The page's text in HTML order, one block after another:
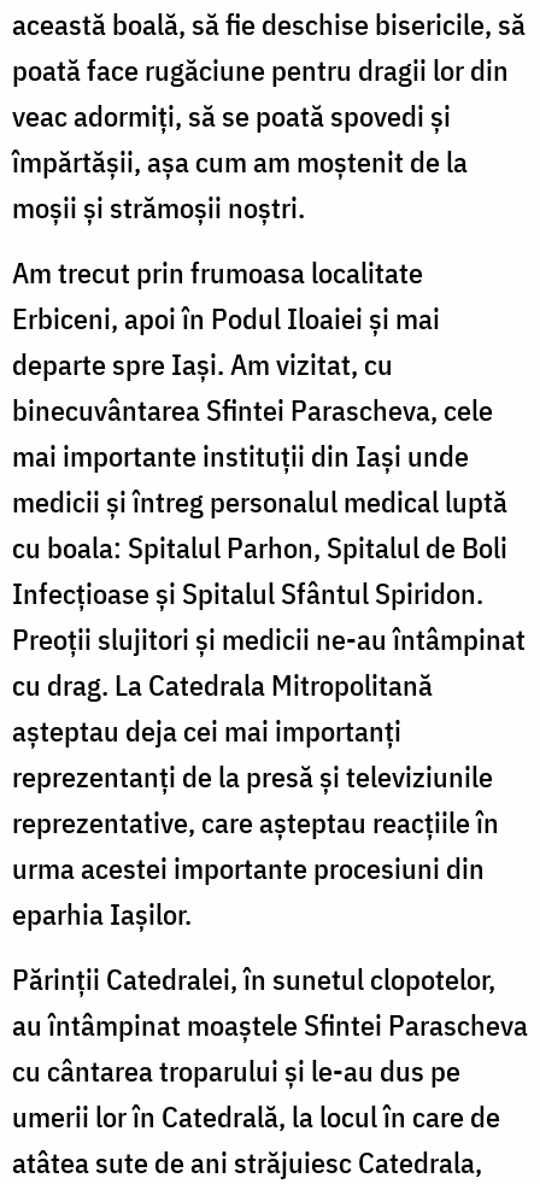
această boală, să fie deschise bisericile, să
poată face rugăciune pentru dragii lor din
veac adormiți, să se poată spovedi și
împărtășii, așa cum am moștenit de la
moșii și strămoșii noștri.
Am trecut prin frumoasa localitate
Erbiceni, apoi în Podul Iloaiei și mai
departe spre Iași. Am vizitat, cu
binecuvântarea Sfintei Parascheva, cele
mai importante instituții din Iași unde
medicii și întreg personalul medical luptă
cu boala: Spitalul Parhon, Spitalul de Boli
Infecțioase și Spitalul Sfântul Spiridon.
Preoții slujitori și medicii ne-au întâmpinat
cu drag. La Catedrala Mitropolitană
așteptau deja cei mai importanți
reprezentanți de la presă și televiziunile
reprezentative, care așteptau reacțiile în
urma acestei importante procesiuni din
eparhia Iașilor.
Părinții Catedralei, în sunetul clopotelor,
au întâmpinat moaștele Sfintei Parascheva
cu cântarea troparului și le-au dus pe
umerii lor în Catedrală, la locul în care de
atâtea sute de ani străjuiesc Catedrala,